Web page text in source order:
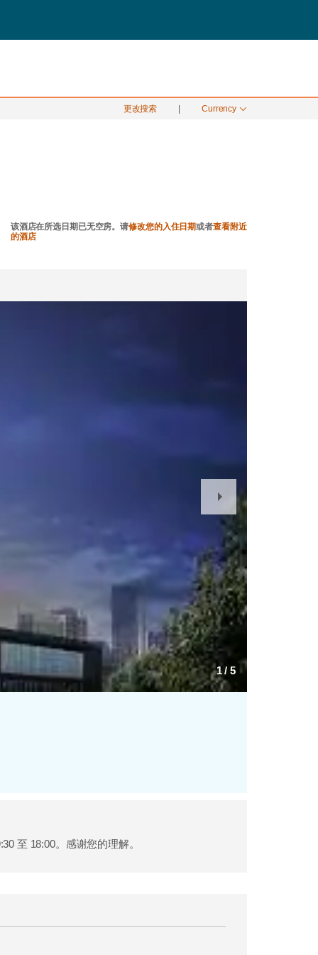
更改搜索 Currency
该酒店在所选日期已无空房。请修改您的入住日期或者查看附近
的酒店
1/5
Slide
至 18:00。感谢您的理解。